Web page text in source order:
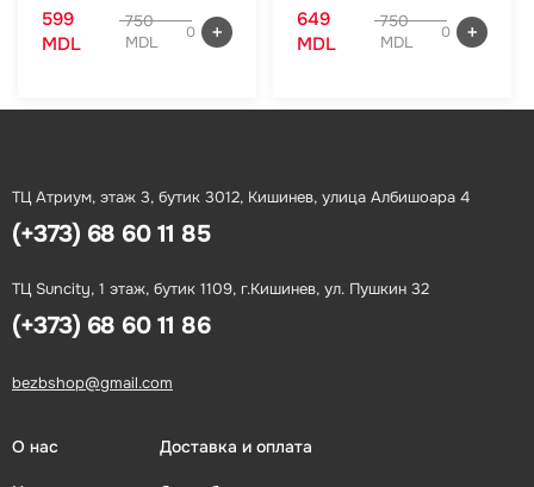
599
MDL
750
MDL
0
649
MDL
750
MDL
0
ТЦ Атриум, этаж 3, бутик 3012, Кишинев, улица Албишоара 4
(+373) 68 60 11 85
ТЦ Suncity, 1 этаж, бутик 1109, г.Кишинев, ул. Пушкин 32
(+373) 68 60 11 86
bezbshop@gmail.com
О нас Доставка и оплата